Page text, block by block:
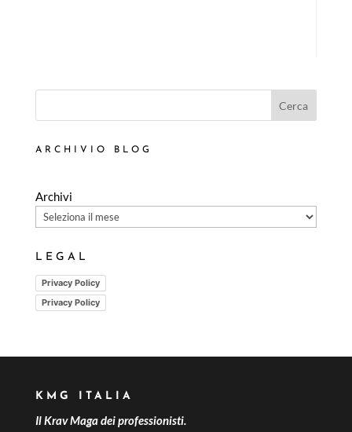
Cerca
ARCHIVIO BLOG
Archivi
LEGAL
Privacy Policy
Privacy Policy
KMG ITALIA
Il Krav Maga dei professionisti.